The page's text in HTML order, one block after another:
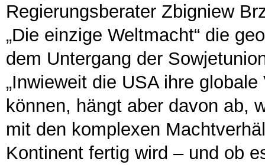
Regierungsberater Zbigniew
„Die einzige Weltmacht“ die
dem Untergang der
„Inwieweit die USA ihre
können, hängt aber davon ab,
mit den komplexen
Kontinent fertig wird – und ob